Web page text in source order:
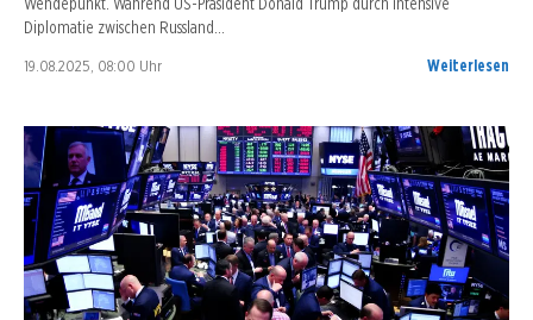
Diplomatie zwischen Russland…
19.08.2025, 08:00 Uhr Weiterlesen